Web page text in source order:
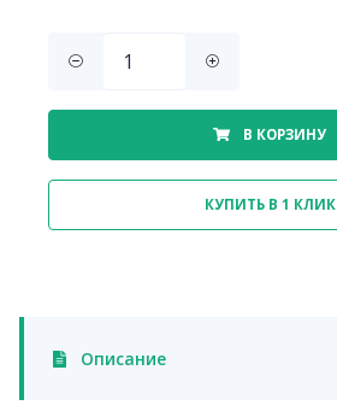
В КОРЗИНУ
КУПИТЬ В 1 КЛИК
Описание